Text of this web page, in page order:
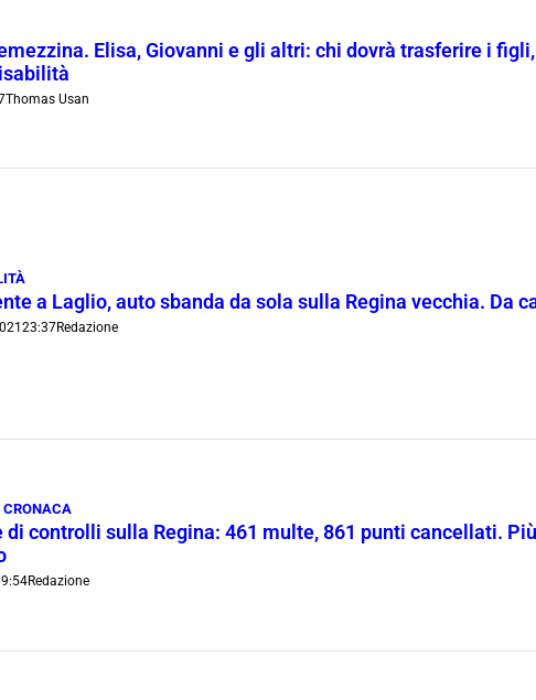
Elisa, Giovanni e gli altri: chi dovrà trasferire i
Thomas Usan
a Laglio, auto sbanda da sola sulla Regina vecchia. Da
23:37Redazione
CRONACA
di controlli sulla Regina: 461 multe, 861 punti cancellati.
Redazione